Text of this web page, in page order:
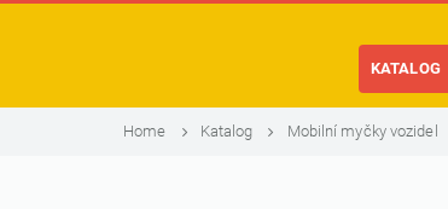
KATALOG
Home Katalog Mobilní myčky vozidel